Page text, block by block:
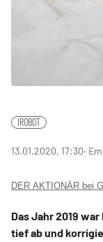
IROBOT
13.01.2020, 17:30‧
DER AKTIONÄR bei
Das Jahr 2019
tief ab und